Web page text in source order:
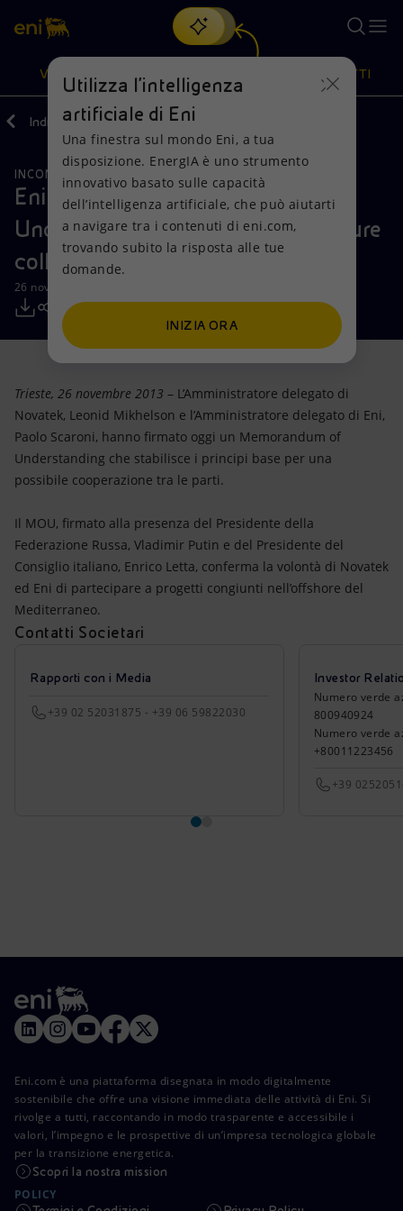
Cerca
scopri EnergIA, la nostra nuova soluzione di intelligenza
artificiale.
VISIONE
Visione
Mission e valori
Persone e Partnership
Net Zero
Modello satellitare
Energia accessibile
Innovazione
Azioni
Diversificazione energetica
Tecnologie per la transizione
Collaborazioni per l'innovazione
Attività nel mondo
PRODOTTI
Prodotti
Casa
Imprese
Mobilità
Indietro Media Comunicati Stampa
INCONTRI E ACCORDI
Eni: firmato Memorandum of
Understanding con Novatek su future
collaborazioni
26 novembre 2013 - 18:00 CET
Trieste, 26 novembre 2013 – L’Amministratore delegato di
Novatek, Leonid Mikhelson e l’Amministratore delegato di Eni,
Paolo Scaroni, hanno firmato oggi un Memorandum of
Understanding che stabilisce i principi base per una
possibile cooperazione tra le parti.
Il MOU, firmato alla presenza del Presidente della
Federazione Russa, Vladimir Putin e del Presidente del
Consiglio italiano, Enrico Letta, conferma la volontà di Novatek
ed Eni di partecipare a progetti congiunti nell’offshore del
Mediterraneo.
Contatti Societari
Rapporti con i Media
+39 02 52031875 - +39 06 59822030
Investor
Numero verde
800940924
Numero verde
+80011223456
+39
Eni.com è una piattaforma disegnata in modo digitalmente
sostenibile che offre una visione immediata delle attività di Eni. Si
rivolge a tutti, raccontando in modo trasparente e accessibile i
valori, l’impegno e le prospettive di un’impresa tecnologica globale
per la transizione energetica.
Scopri la nostra mission
POLICY
Utilizza l'intelligenza
artificiale di Eni
Una finestra sul mondo Eni, a tua
disposizione. EnergIA è uno strumento
innovativo basato sulle capacità
dell’intelligenza artificiale, che può aiutarti
a navigare tra i contenuti di eni.com,
trovando subito la risposta alle tue
domande.
INIZIA ORA